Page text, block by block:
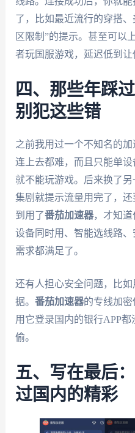
了，比如最近流行的穿搭
区限制”的提示。甚至可以
者玩国服游戏，延迟低到让
四、那些年踩
别犯这些错
之前我用过一个不知名的
连上去都难，而且只能单
就不能玩游戏。后来换了
集剧就提示流量用完了，
到用了番茄加速器，才知道
设备同时用、智能选线路
需求都满足了。
还有人担心安全问题，比
据。 番茄加速器的专线加
用它登录国内的银行APP
偷。
五、写在最后
过国内的精彩